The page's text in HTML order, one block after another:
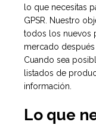
lo que necesitas
GPSR. Nuestro
todos los nuevos
mercado
Cuando sea
listados de
información.
Lo que